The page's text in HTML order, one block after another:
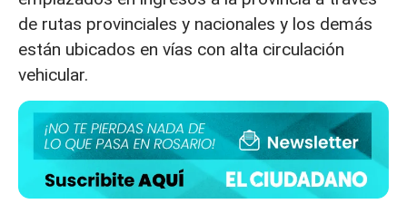
de rutas provinciales y nacionales y los demás
están ubicados en vías con alta circulación
vehicular.